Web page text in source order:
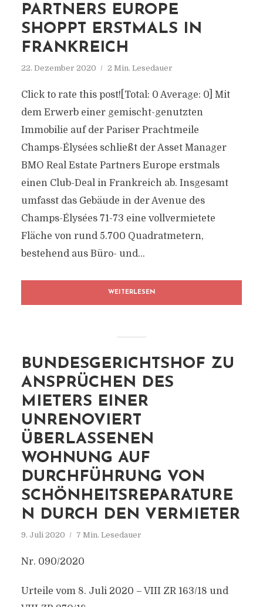
PARTNERS EUROPE
SHOPPT ERSTMALS IN
FRANKREICH
22. Dezember 2020 2 Min. Lesedauer
Click to rate this post![Total: 0 Average: 0] Mit
dem Erwerb einer gemischt-genutzten
Immobilie auf der Pariser Prachtmeile
Champs-Élysées schließt der Asset Manager
BMO Real Estate Partners Europe erstmals
einen Club-Deal in Frankreich ab. Insgesamt
umfasst das Gebäude in der Avenue des
Champs-Élysées 71-73 eine vollvermietete
Fläche von rund 5.700 Quadratmetern,
bestehend aus Büro- und...
WEITERLESEN
BUNDESGERICHTSHOF ZU
ANSPRÜCHEN DES
MIETERS EINER
UNRENOVIERT
ÜBERLASSENEN
WOHNUNG AUF
DURCHFÜHRUNG VON
SCHÖNHEITSREPARATURE
N DURCH DEN VERMIETER
9. Juli 2020 7 Min. Lesedauer
Nr. 090/2020
Urteile vom 8. Juli 2020 – VIII ZR 163/18 und